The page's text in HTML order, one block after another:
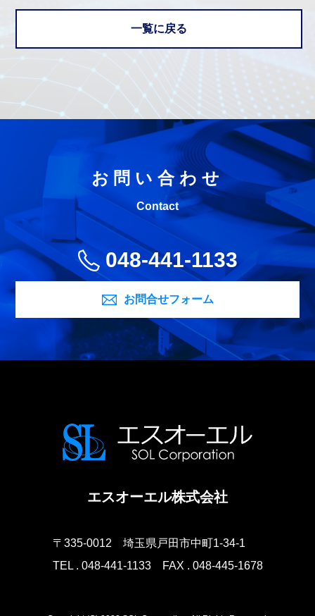
一覧に戻る
お問い合わせ
Contact
048-441-1133
お問合せフォーム
エスオーエル株式会社
〒335-0012 埼玉県戸田市中町1-34-1
TEL . 048-441-1133
FAX . 048-445-1678